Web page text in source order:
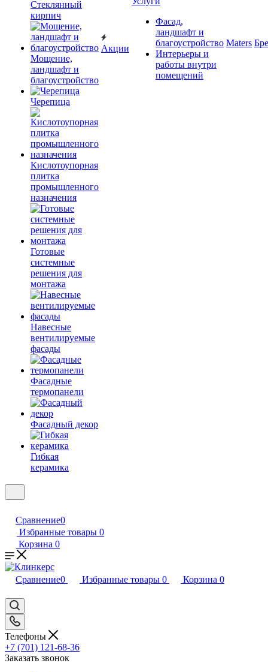
Cтеклянный
кирпич
Мощение,
ландшафт и
благоустройство
Черепица
Кислотоупорная
плитка
промышленного
назначения
Готовые
системные
решения для
монтажа
Навесные
вентилируемые
фасады
Фасадные
термопанели
Фасадный декор
Гибкая
керамика
Акции
Фасад,
ландшафт и
благоустройство
Интерьеры и
работы внутри
помещений
Maters
Сравнение0
Избранные товары 0
Корзина 0
Сравнение0 Избранные товары 0 Корзина 0
Телефоны
+7 (701) 121-68-36
Заказать звонок